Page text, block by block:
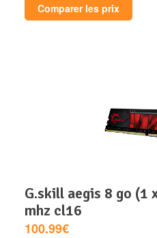
Comparer les prix
g.skill aegis 8 go (1 x 8 go) ddr4 3200
mhz cl16
100.99€